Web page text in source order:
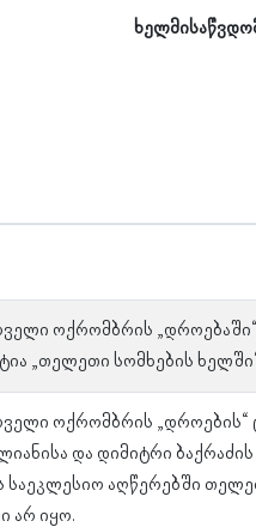
ოქრომბრის
„თელეთი სომხების
ოქრომბრის „დროების“
და დიმიტრი
აღწერებში
არ იყო.